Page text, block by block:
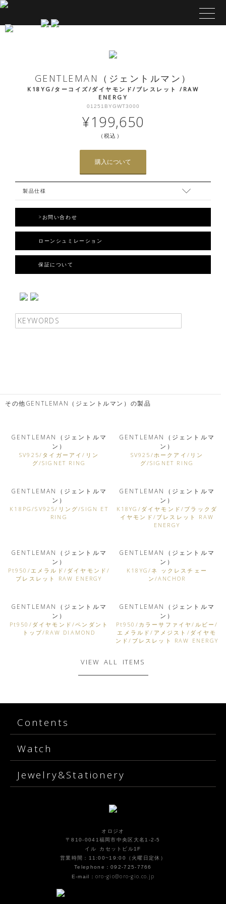
GENTLEMAN（ジェントルマン）
K18YG/ターコイズ/ダイヤモンド/ブレスレット /RAW
ENERGY
01251BYGWT3000
¥199,650
（税込）
購入について
製品仕様
>お問い合わせ
ローンシュミレーション
保証について
その他GENTLEMAN（ジェントルマン）の製品
GENTLEMAN（ジェントルマ
ン）
SV925/タイガーアイ/リン
グ/SIGNET RING
GENTLEMAN（ジェントルマ
ン）
SV925/ホークアイ/リン
グ/SIGNET RING
GENTLEMAN（ジェントルマ
ン）
K18PG/SV925/リング/SIGN ET
RING
GENTLEMAN（ジェントルマ
ン）
K18YG/ダイヤモンド/ブラックダ
イヤモンド/ブレスレット RAW
ENERGY
GENTLEMAN（ジェントルマ
ン）
Pt950/エメラルド/ダイヤモンド/
ブレスレット RAW ENERGY
GENTLEMAN（ジェントルマ
ン）
K18YG/ネ ックレスチェー
ン/ANCHOR
GENTLEMAN（ジェントルマ
ン）
Pt950/ダイヤモンド/ペンダント
トップ/RAW DIAMOND
GENTLEMAN（ジェントルマ
ン）
Pt950/カラーサファイヤ/ルビー/
エメラルド/アメジスト/ダイヤモ
ンド/ブレスレット RAW ENERGY
VIEW ALL ITEMS
Contents
Watch
Jewelry&Stationery
オロジオ
〒810-0041福岡市中央区大名1-2-5
イル カセットビル1F
営業時間：11:00~19:00（火曜日定休）
Telephone：092-725-7766
E-mail： oro-gio@oro-gio.co.jp